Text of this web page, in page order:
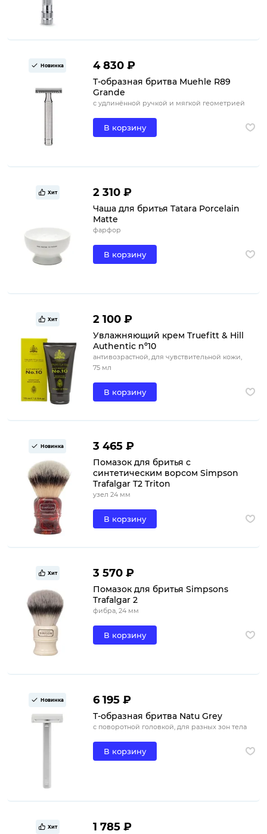
Новинка 4 830 ₽
Т-образная бритва Muehle R89
Grande
с удлинённой ручкой и мягкой геометрией
В корзину
Хит 2 310 ₽
Чаша для бритья Tatara Porcelain
Matte
фарфор
В корзину
Хит 2 100 ₽
Увлажняющий крем Truefitt & Hill
Authentic nº10
антивозрастной, для чувствительной кожи,
75 мл
В корзину
Новинка 3 465 ₽
Помазок для бритья с
синтетическим ворсом Simpson
Trafalgar T2 Triton
узел 24 мм
В корзину
Хит 3 570 ₽
Помазок для бритья Simpsons
Trafalgar 2
фибра, 24 мм
В корзину
Новинка 6 195 ₽
Т-образная бритва Natu Grey
с поворотной головкой, для разных зон тела
В корзину
Хит 1 785 ₽